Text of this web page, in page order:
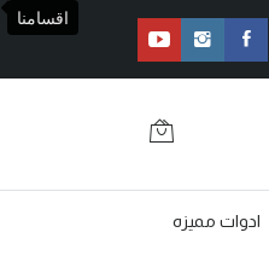
ادوات مميزه
اقسامنا